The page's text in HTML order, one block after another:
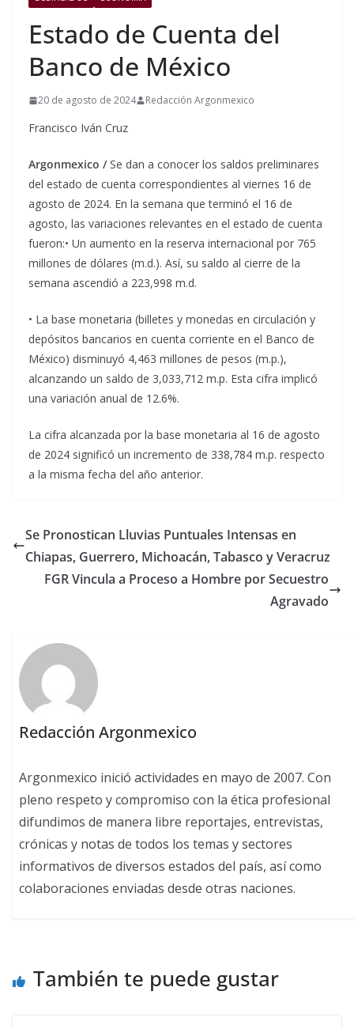
Estado de Cuenta del
Banco de México
20 de agosto de 2024 Redacción Argonmexico
Francisco Iván Cruz
Argonmexico /Se dan a conocer los saldos preliminares
del estado de cuenta correspondientes al viernes 16 de
agosto de 2024. En la semana que terminó el 16 de
agosto, las variaciones relevantes en el estado de cuenta
fueron:• Un aumento en la reserva internacional por 765
millones de dólares (m.d.). Así, su saldo al cierre de la
semana ascendió a 223,998 m.d.
• La base monetaria (billetes y monedas en circulación y
depósitos bancarios en cuenta corriente en el Banco de
México) disminuyó 4,463 millones de pesos (m.p.),
alcanzando un saldo de 3,033,712 m.p. Esta cifra implicó
una variación anual de 12.6%.
La cifra alcanzada por la base monetaria al 16 de agosto
de 2024 significó un incremento de 338,784 m.p. respecto
a la misma fecha del año anterior.
Se Pronostican Lluvias Puntuales Intensas en
Chiapas, Guerrero, Michoacán, Tabasco y Veracruz
FGR Vincula a Proceso a Hombre por Secuestro
Agravado
Redacción Argonmexico
Argonmexico inició actividades en mayo de 2007. Con
pleno respeto y compromiso con la ética profesional
difundimos de manera libre reportajes, entrevistas,
crónicas y notas de todos los temas y sectores
informativos de diversos estados del país, así como
colaboraciones enviadas desde otras naciones.
También te puede gustar